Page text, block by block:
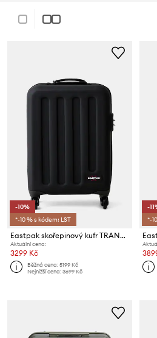
-10%
*-10 % s kódem: LST
Eastpak skořepinový kufr TRANZSHELL S
Aktuální cena:
3299 Kč
Běžná cena:5199 Kč
Nejnižší cena:3699 Kč
-
*-